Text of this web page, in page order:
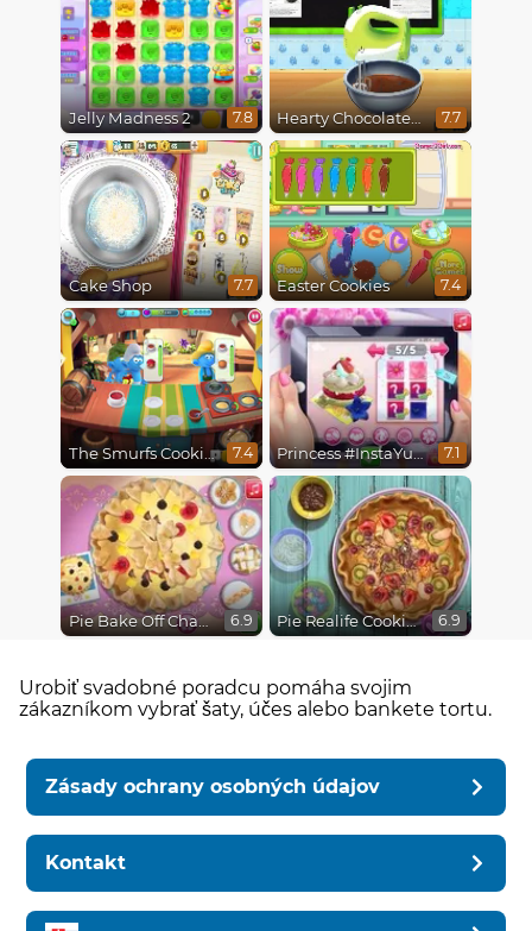
Jelly Madness 2 7.8 Hearty Chocolate Cake 7.7
Cake Shop 7.7 Easter Cookies 7.4
The Smurfs Cooking 7.4 Princess #InstaYuuum Macarons & Flowers 7.1
Pie Bake Off Challenge 6.9 Pie Realife Cooking 6.9
Urobiť svadobné poradcu pomáha svojim
zákazníkom vybrať šaty, účes alebo bankete tortu.
Zásady ochrany osobných údajov
Kontakt